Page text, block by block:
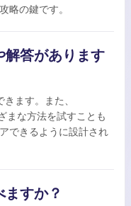
略の鍵です。
答があります
ます。また、
まな方法を試すことも
できるように設計され
すか？